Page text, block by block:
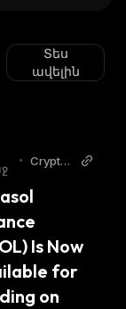
Տես
ավելին
•
Crypto
Is Now
for
on